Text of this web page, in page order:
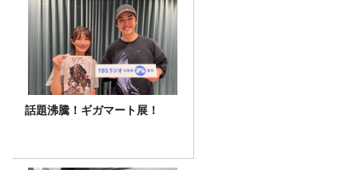
話題沸騰！ギガマート展！